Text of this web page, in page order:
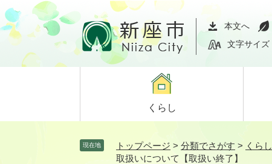
ペ
ー
ジ
メ
ニ
ュ
て
本文へ
文字サイズ
くらし
現在地 トップページ > 分類でさがす > くらし
取扱いについて【取扱い終了】